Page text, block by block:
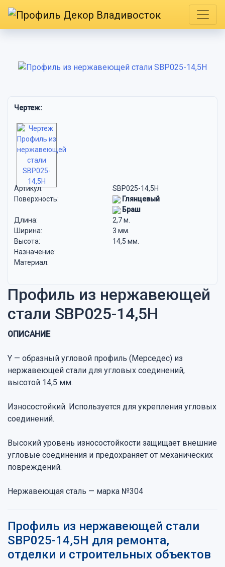
Чертеж:
Артикул:
SBP025-14,5H
Поверхность:
Глянцевый
Браш
Длина:
2,7 м.
Ширина:
3 мм.
Высота:
14,5 мм.
Назначение:
Материал:
Профиль из нержавеющей
стали SBP025-14,5H
ОПИСАНИЕ
Y — образный угловой профиль (Мерседес) из
нержавеющей стали для угловых соединений,
высотой 14,5 мм.
Износостойкий. Используется для укрепления угловых
соединений.
Высокий уровень износостойкости защищает внешние
угловые соединения и предохраняет от механических
повреждений.
Нержавеющая сталь — марка №304
Профиль из нержавеющей стали
SBP025-14,5H для ремонта,
отделки и строительных объектов